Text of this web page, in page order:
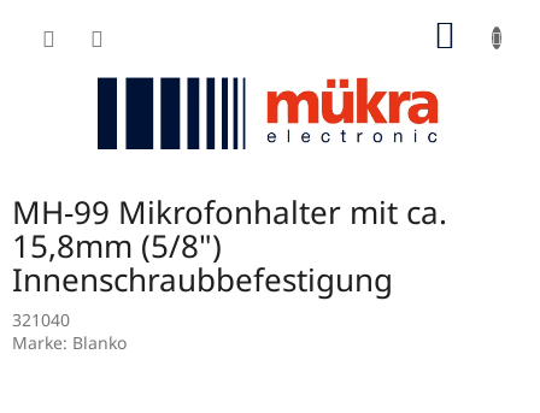
Inhalt
MH-99 Mikrofonhalter mit ca.
15,8mm (5/8")
Innenschraubbefestigung
321040
Marke: Blanko